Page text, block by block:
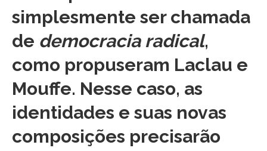
simplesmente ser chamada
de democracia radical,
como propuseram Laclau e
Mouffe. Nesse caso, as
identidades e suas novas
composições precisarão